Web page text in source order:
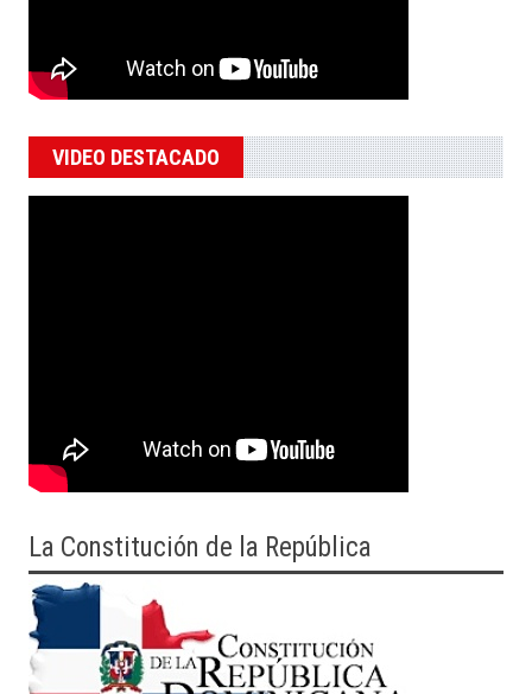
VIDEO DESTACADO
La Constitución de la República